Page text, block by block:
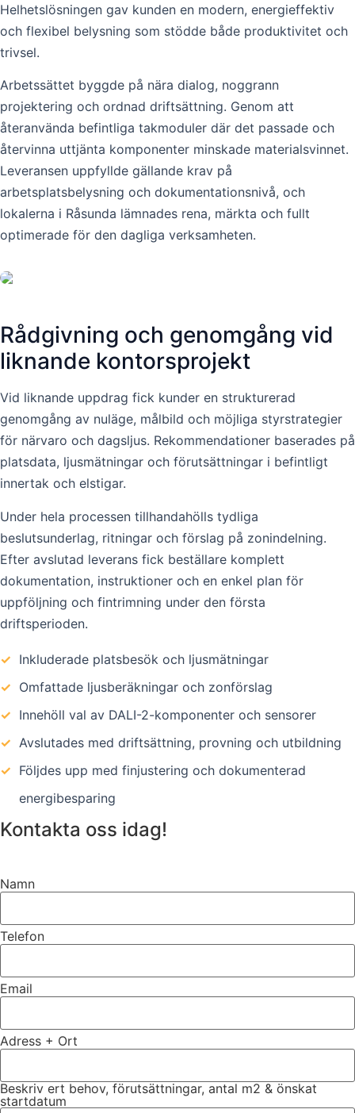
Helhetslösningen gav kunden en modern, energieffektiv
och flexibel belysning som stödde både produktivitet och
trivsel.
Arbetssättet byggde på nära dialog, noggrann
projektering och ordnad driftsättning. Genom att
återanvända befintliga takmoduler där det passade och
återvinna uttjänta komponenter minskade materialsvinnet.
Leveransen uppfyllde gällande krav på
arbetsplatsbelysning och dokumentationsnivå, och
lokalerna i Råsunda lämnades rena, märkta och fullt
optimerade för den dagliga verksamheten.
Rådgivning och genomgång vid
liknande kontorsprojekt
Vid liknande uppdrag fick kunder en strukturerad
genomgång av nuläge, målbild och möjliga styrstrategier
för närvaro och dagsljus. Rekommendationer baserades på
platsdata, ljusmätningar och förutsättningar i befintligt
innertak och elstigar.
Under hela processen tillhandahölls tydliga
beslutsunderlag, ritningar och förslag på zonindelning.
Efter avslutad leverans fick beställare komplett
dokumentation, instruktioner och en enkel plan för
uppföljning och fintrimning under den första
driftsperioden.
✓ Inkluderade platsbesök och ljusmätningar
✓ Omfattade ljusberäkningar och zonförslag
✓ Innehöll val av DALI-2-komponenter och sensorer
✓ Avslutades med driftsättning, provning och utbildning
✓ Följdes upp med finjustering och dokumenterad
energibesparing
Kontakta oss idag!
Namn
Telefon
Email
Adress + Ort
Beskriv ert behov, förutsättningar, antal m2 & önskat
startdatum